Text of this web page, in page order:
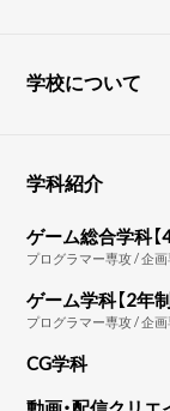
学校について
学科紹介
ゲーム総合学科【
プログラマー専攻 / 企画
ゲーム学科【2年制
プログラマー専攻 / 企
CG学科